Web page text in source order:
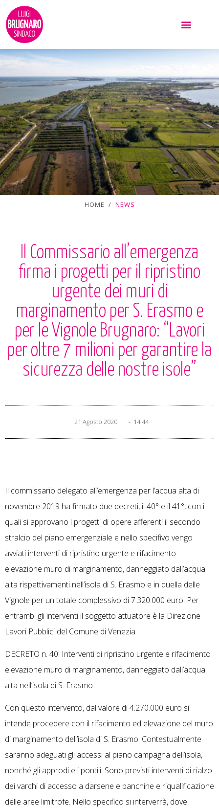
HOME / NEWS
Il Commissario all’emergenza
firma i progetti per il ripristino
urgente dei muri di
marginamento per S. Erasmo e
per le Vignole Brugnaro: “Lavori
per oltre 7 milioni per garantire la
sicurezza delle nostre isole”
21 Agosto 2020 - 14:44
Il commissario delegato all’emergenza per l’acqua alta di
novembre 2019 ha firmato due decreti, il 40° e il 41°, con i
quali si approvano i progetti di opere afferenti il secondo
stralcio del piano emergenziale e nello specifivo vengo
avviati interventi di ripristino urgente e rifacimento
elevazione muro di marginamento, danneggiato dall’acqua
alta rispettivamenti nell’isola di S. Erasmo e in quella delle
Vignole per un totale complessivo di 7.320.000 euro. Per
entrambi gli interventi il soggetto attuatore è la Direzione
Lavori Pubblici del Comune di Venezia.
DECRETO n. 40: Interventi di ripristino urgente e rifacimento
elevazione muro di marginamento, danneggiato dall’acqua
alta nell’isola di S. Erasmo
Con questo intervento, dal valore di 4.270.000 euro si
intende procedere con il rifacimento ed elevazione del muro
di marginamento dell’isola di S. Erasmo. Contestualmente
saranno adeguati gli accessi al piano campagna dell’isola,
nonché gli approdi e i pontili. Sono previsti interventi di rialzo
dei varchi di accesso a darsene e banchine e riqualificazione
delle aree limitrofe. Nello specifico si interverrà, dove